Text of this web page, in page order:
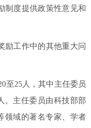
制度提供政策性意见和
励工作中的其他重大问
至25人，其中主任委员
。主任委员由科技部部
领域的著名专家、学者